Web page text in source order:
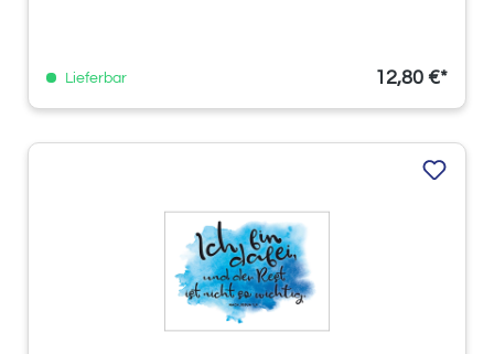
Lieferbar 12,80 €*